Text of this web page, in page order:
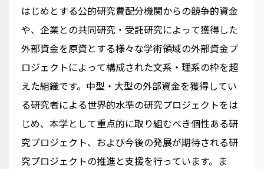
はじめとする公的研究費配分機関からの競争的資金
や、企業との共同研究・受託研究によって獲得した
外部資金を原資とする様々な学術領域の外部資金プ
ロジェクトによって構成された文系・理系の枠を超
えた組織です。中型・大型の外部資金を獲得してい
る研究者による世界的水準の研究プロジェクトをは
じめ、本学として重点的に取り組むべき個性ある研
究プロジェクト、および今後の発展が期待される研
究プロジェクトの推進と支援を行っています。ま